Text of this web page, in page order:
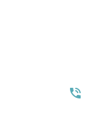
phone_in_talk